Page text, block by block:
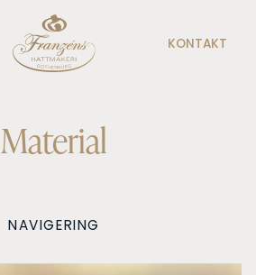
KONTAKT
Material
NAVIGERING